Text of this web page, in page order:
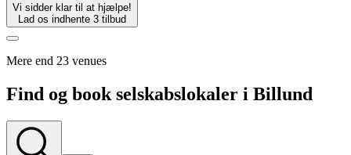
Vi sidder klar til at hjælpe!
Lad os indhente 3 tilbud
Mere end 23 venues
Find og book selskabslokaler i Billund